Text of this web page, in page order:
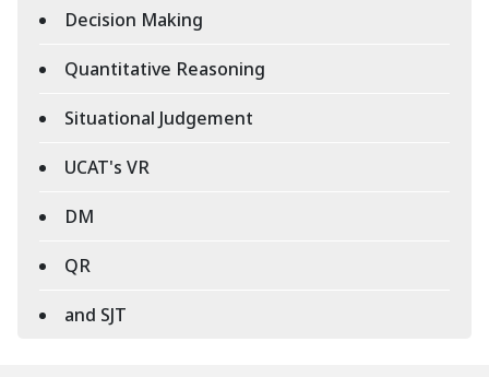
Decision Making
Quantitative Reasoning
Situational Judgement
UCAT's VR
DM
QR
and SJT